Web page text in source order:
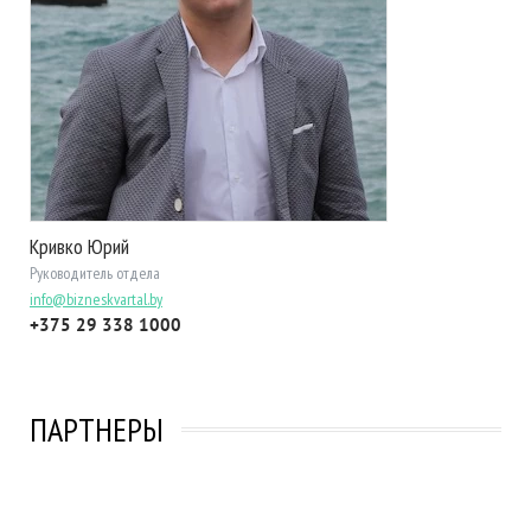
Кривко Юрий
Руководитель отдела
info@bizneskvartal.by
+375 29 338 1000
ПАРТНЕРЫ